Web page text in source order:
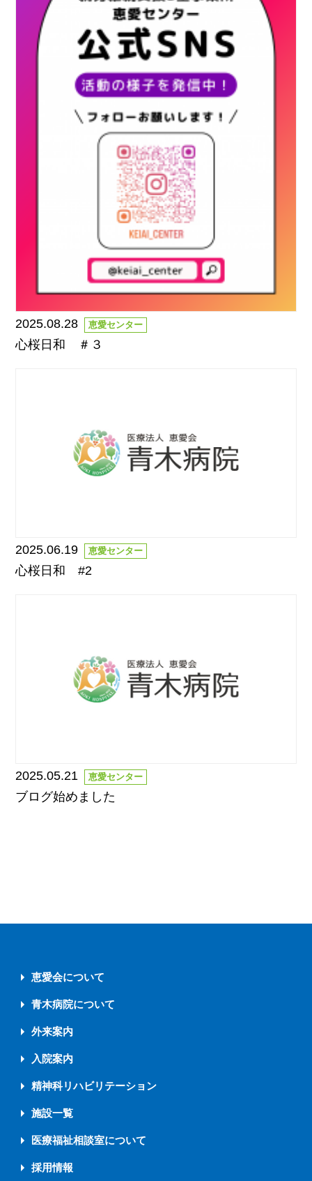
2025.08.28 恵愛センター
心桜日和 ＃３
2025.06.19 恵愛センター
心桜日和 #2
2025.05.21 恵愛センター
ブログ始めました
恵愛会について
青木病院について
外来案内
入院案内
精神科リハビリテーション
施設一覧
医療福祉相談室について
採用情報